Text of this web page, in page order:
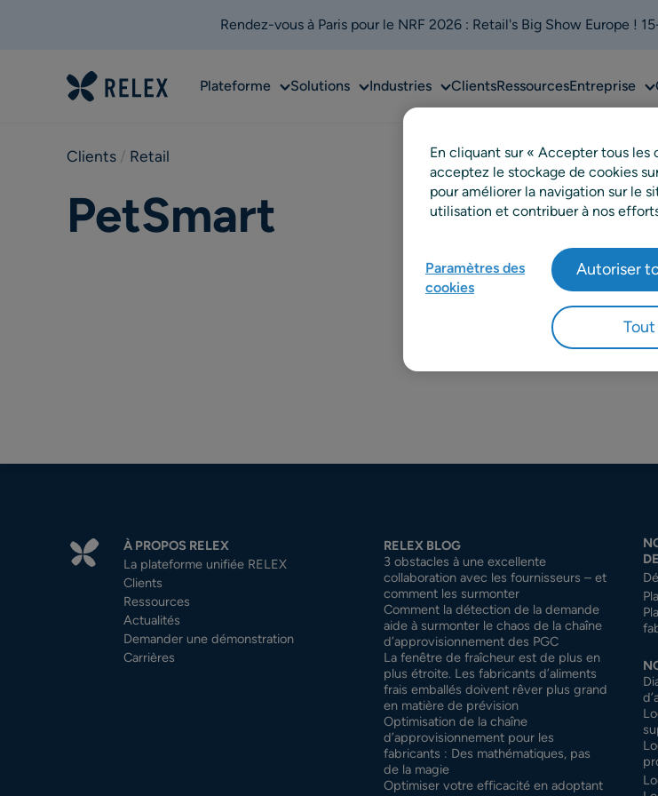
Rendez-vous à Paris pour le NRF 2026 : Retail's Big Show Europe !
PlateformeSubSolutionsSubIndustriesSub
menu
ClientsRessourcesEntreprise
Clients / Retail
PetSmart
À PROPOS RELEX
La plateforme unifiée RELEX
Clients
Ressources
Actualités
Demander une démonstration
Carrières
RELEX BLOG
3 obstacles à une excellente
collaboration avec les fournisseurs – et
comment les surmonter
Comment la détection de la demande
aide à surmonter le chaos de la chaîne
d’approvisionnement des PGC
La fenêtre de fraîcheur est de plus en
plus étroite. Les fabricants d’aliments
frais emballés doivent rêver plus grand
en matière de prévision
Optimisation de la chaîne
d’approvisionnement pour les
fabricants : Des mathématiques, pas
de la magie
Optimiser votre efficacité en adoptant
En cliquant sur « Accepter tous les
acceptez le stockage de cookies
pour améliorer la navigation sur le
utilisation et contribuer à nos
Paramètres des
cookies
Autoriser